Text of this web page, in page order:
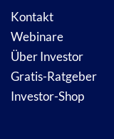
Kontakt
Webinare
Über Investor
Gratis-Ratgeber
Investor-Shop